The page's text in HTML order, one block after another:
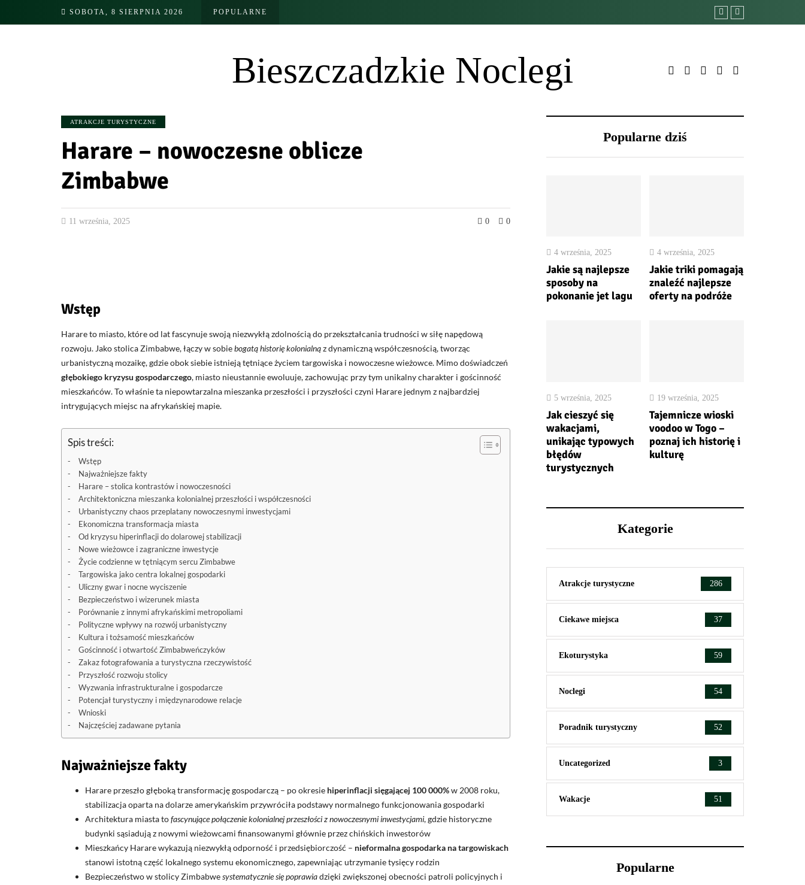
SOBOTA, 8 SIERPNIA 2026 POPULARNE
Bieszczadzkie Noclegi
ATRAKCJE TURYSTYCZNE
Harare – nowoczesne oblicze
Zimbabwe
11 września, 2025 0 0
Wstęp
Harare to miasto, które od lat fascynuje swoją niezwykłą zdolnością do przekształcania trudności w siłę napędową
rozwoju. Jako stolica Zimbabwe, łączy w sobiebogatą historię kolonialnąz dynamiczną współczesnością, tworząc
urbanistyczną mozaikę, gdzie obok siebie istnieją tętniące życiem targowiska i nowoczesne wieżowce. Mimo doświadczeń
głębokiego kryzysu gospodarczego, miasto nieustannie ewoluuje, zachowując przy tym unikalny charakter i gościnność
mieszkańców. To właśnie ta niepowtarzalna mieszanka przeszłości i przyszłości czyni Harare jednym z najbardziej
intrygujących miejsc na afrykańskiej mapie.
Spis treści:
Wstęp
Najważniejsze fakty
Harare – stolica kontrastów i nowoczesności
Architektoniczna mieszanka kolonialnej przeszłości i współczesności
Urbanistyczny chaos przeplatany nowoczesnymi inwestycjami
Ekonomiczna transformacja miasta
Od kryzysu hiperinflacji do dolarowej stabilizacji
Nowe wieżowce i zagraniczne inwestycje
Życie codzienne w tętniącym sercu Zimbabwe
Targowiska jako centra lokalnej gospodarki
Uliczny gwar i nocne wyciszenie
Bezpieczeństwo i wizerunek miasta
Porównanie z innymi afrykańskimi metropoliami
Polityczne wpływy na rozwój urbanistyczny
Kultura i tożsamość mieszkańców
Gościnność i otwartość Zimbabweńczyków
Zakaz fotografowania a turystyczna rzeczywistość
Przyszłość rozwoju stolicy
Wyzwania infrastrukturalne i gospodarcze
Potencjał turystyczny i międzynarodowe relacje
Wnioski
Najczęściej zadawane pytania
Najważniejsze fakty
Harare przeszło głęboką transformację gospodarczą – po okresie hiperinflacji sięgającej 100 000%w 2008 roku,
stabilizacja oparta na dolarze amerykańskim przywróciła podstawy normalnego funkcjonowania gospodarki
Architektura miasta tofascynujące połączenie kolonialnej przeszłości z nowoczesnymi inwestycjami, gdzie historyczne
budynki sąsiadują z nowymi wieżowcami finansowanymi głównie przez chińskich inwestorów
Mieszkańcy Harare wykazują niezwykłą odporność i przedsiębiorczość – nieformalna gospodarka na targowiskach
stanowi istotną część lokalnego systemu ekonomicznego, zapewniając utrzymanie tysięcy rodzin
Bezpieczeństwo w stolicy Zimbabwesystematycznie się poprawiadzięki zwiększonej obecności patroli policyjnych i
Popularne dziś
4 września, 2025
Jakie są najlepsze
sposoby na
pokonanie jet lagu
4 września, 2025
Jakie triki pomagają
znaleźć najlepsze
oferty na podróże
5 września, 2025
Jak cieszyć się
wakacjami,
unikając typowych
błędów
turystycznych
19 września, 2025
Tajemnicze wioski
voodoo w Togo –
poznaj ich historię i
kulturę
Kategorie
Atrakcje turystyczne 286
Ciekawe miejsca 37
Ekoturystyka 59
Noclegi 54
Poradnik turystyczny 52
Uncategorized 3
Wakacje 51
Popularne